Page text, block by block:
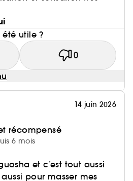
utile ?
0
14 juin 2026
récompensé
6 mois
et c’est tout aussi
pour masser mes